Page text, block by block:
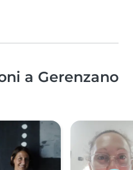
a Gerenzano